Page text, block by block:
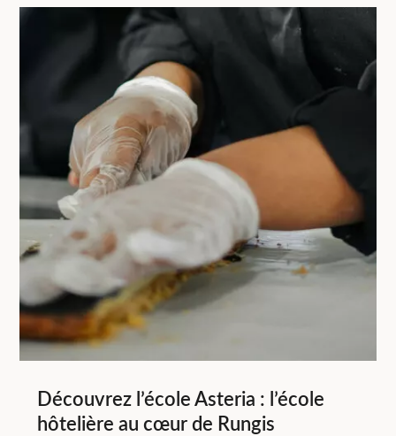
Découvrez l’école Asteria : l’école
hôtelière au cœur de Rungis